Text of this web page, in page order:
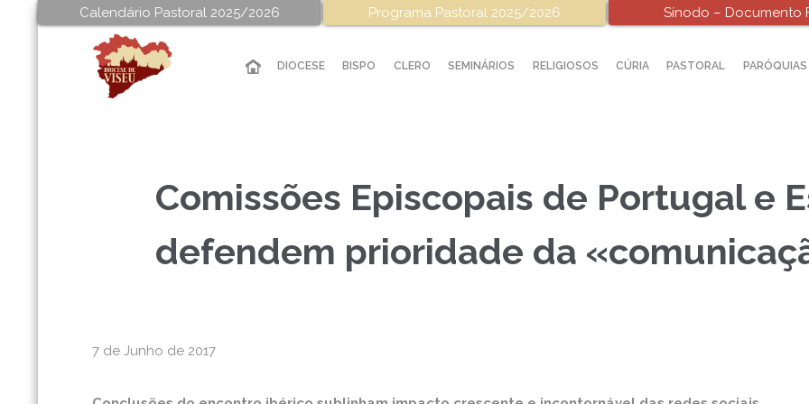
Calendário Pastoral 2025/2026 Programa Pastoral 2025/2026 Sínodo – Documento
DIOCESE BISPO CLERO SEMINÁRIOS RELIGIOSOS CÚRIA PASTORAL PARÓQUIAS
Comissões Episcopais de Portugal e
defendem prioridade da
7 de Junho de 2017